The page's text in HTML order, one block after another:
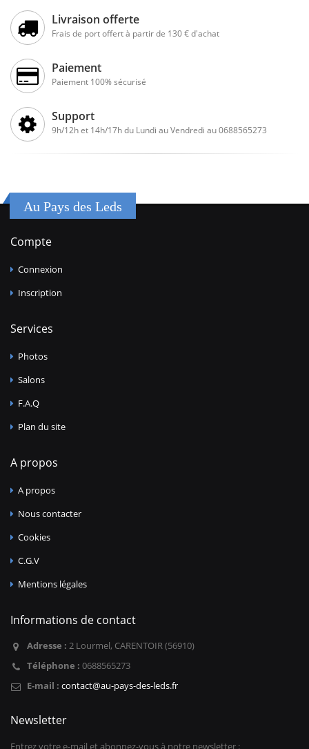
Livraison offerte
Frais de port offert à partir de 130 € d'achat
Paiement
Paiement 100% sécurisé
Support
9h/12h et 14h/17h du Lundi au Vendredi au 0688565273
Au Pays des Leds
Compte
Connexion
Inscription
Services
Photos
Salons
F.A.Q
Plan du site
A propos
A propos
Nous contacter
Cookies
C.G.V
Mentions légales
Informations de contact
Adresse : 2 Lourmel, CARENTOIR (56910)
Téléphone : 0688565273
E-mail : contact@au-pays-des-leds.fr
Newsletter
Entrez votre e-mail et abonnez-vous à notre newsletter :